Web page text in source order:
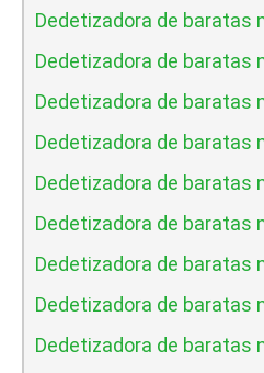
Dedetizadora de baratas
Dedetizadora de baratas
Dedetizadora de baratas
Dedetizadora de baratas
Dedetizadora de baratas
Dedetizadora de baratas
Dedetizadora de baratas
Dedetizadora de baratas
Dedetizadora de baratas